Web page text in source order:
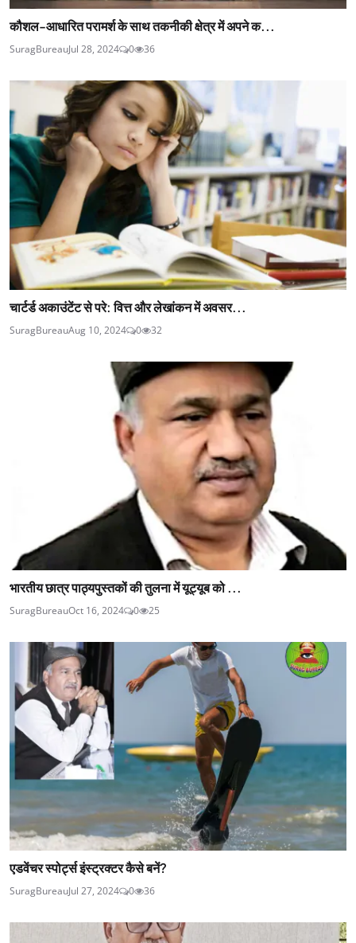
कौशल-आधारित परामर्श के साथ तकनीकी क्षेत्र में अपने क...
SuragBureauJul 28, 2024 0 36
चार्टर्ड अकाउंटेंट से परे: वित्त और लेखांकन में अवसर...
SuragBureauAug 10, 2024 0 32
भारतीय छात्र पाठ्यपुस्तकों की तुलना में यूट्यूब को ...
SuragBureauOct 16, 2024 0 25
एडवेंचर स्पोर्ट्स इंस्ट्रक्टर कैसे बनें?
SuragBureauJul 27, 2024 0 36